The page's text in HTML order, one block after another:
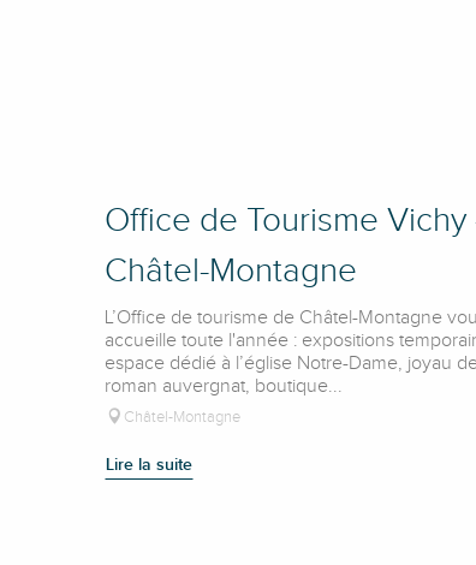
Office de Tourisme Vichy
Châtel-Montagne
L’Office de tourisme de Châtel-Montagne
accueille toute l'année : expositions
espace dédié à l’église Notre-Dame, joyau
roman auvergnat, boutique...
Châtel-Montagne
Lire la suite